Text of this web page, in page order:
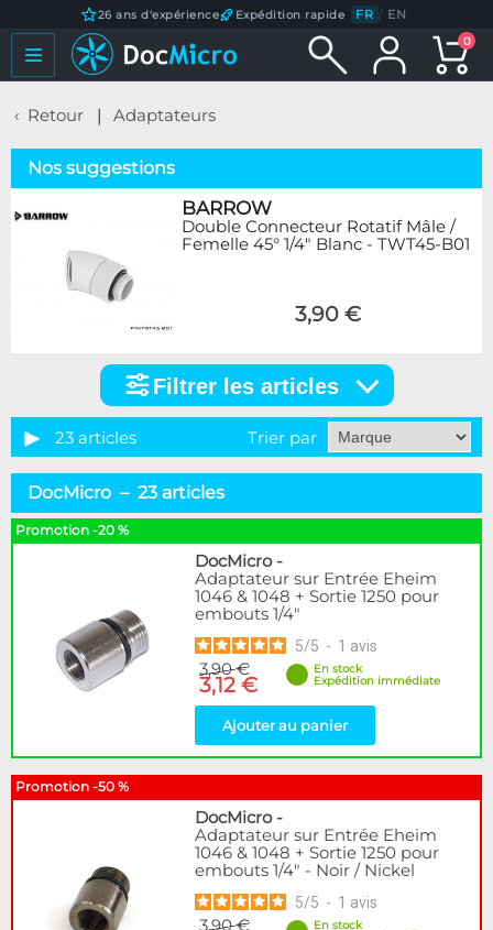
26 ans d'expérience Expédition rapide FR / EN
0
Retour Adaptateurs
Nos suggestions
BARROW
Double Connecteur Rotatif Mâle /
Femelle 45° 1/4" Blanc - TWT45-B01
3,90 €
articles
Catégorie
Raccord Autobloquant
Passe-Cloison
1
11
Raccord PVC
1
Raccord PnC
2
Autres
146
DocMicro
23
BARROW
38
1
10
EK Water Blocks
86
KooLance
11
Thermal Grizzly
Filtrer les articles
23 articles Trier par
DocMicro – 23 articles
Promotion -20 %
DocMicro-
Adaptateur sur Entrée Eheim
1046 & 1048 + Sortie 1250 pour
embouts 1/4"
5/5 - 1 avis
3,90 €
3,12 €
En stock
Expédition immédiate
Ajouter au panier
Promotion -50 %
DocMicro-
Adaptateur sur Entrée Eheim
1046 & 1048 + Sortie 1250 pour
embouts 1/4" - Noir / Nickel
5/5 - 1 avis
3,90 €
En stock